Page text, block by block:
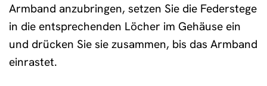
Armband anzubringen, setzen Sie die Federstege
in die entsprechenden Löcher im Gehäuse ein
und drücken Sie sie zusammen, bis das Armband
einrastet.